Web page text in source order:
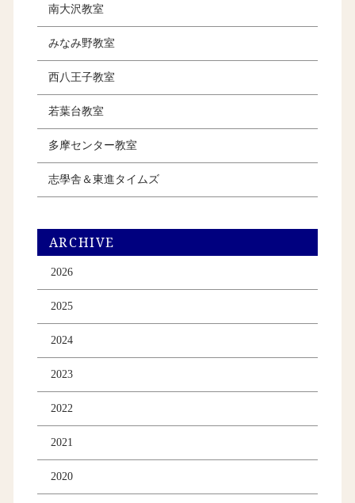
南大沢教室
みなみ野教室
西八王子教室
若葉台教室
多摩センター教室
志學舎＆東進タイムズ
ARCHIVE
2026
2025
2024
2023
2022
2021
2020